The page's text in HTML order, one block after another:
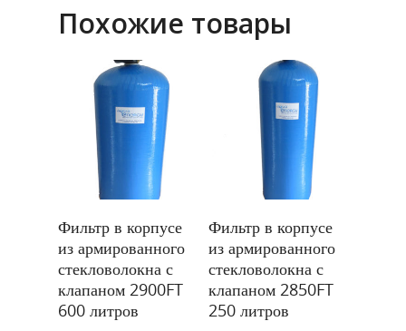
Похожие товары
Фильтр в корпусе
из армированного
стекловолокна с
клапаном 2900FT
600 литров
Фильтр в корпусе
из армированного
стекловолокна с
клапаном 2850FT
250 литров
Главная
О компании
Продукты
Оборудование для
Насосное оборудование
Реагентная обработка
Очистка сточных вод
Услуги
Контакты
Русский
Английский
Узбекский